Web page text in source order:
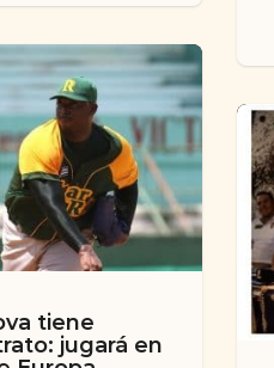
a
t
r
s
tiene
jugará en